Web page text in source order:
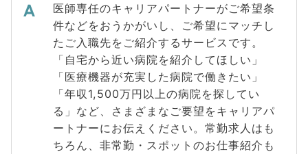
医師専任のキャリアパートナーがご希望条
件などをおうかがいし、ご希望にマッチし
たご入職先をご紹介するサービスです。
「自宅から近い病院を紹介してほしい」
「医療機器が充実した病院で働きたい」
「年収1,500万円以上の病院を探してい
る」など、さまざまなご要望をキャリアパ
ートナーにお伝えください。常勤求人はも
ちろん、非常勤・スポットのお仕事紹介も